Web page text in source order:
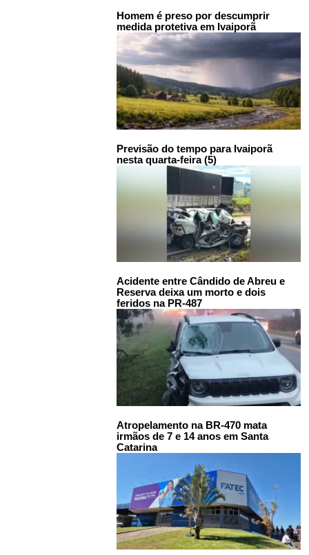
Homem é preso por descumprir
medida protetiva em Ivaiporã
Previsão do tempo para Ivaiporã
nesta quarta-feira (5)
Acidente entre Cândido de Abreu e
Reserva deixa um morto e dois
feridos na PR-487
Atropelamento na BR-470 mata
irmãos de 7 e 14 anos em Santa
Catarina